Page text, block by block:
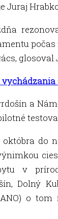
Juraj
glosoval
a
do
v
Dolný
o